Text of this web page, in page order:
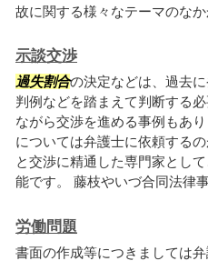
故に関する様々なテーマのなか
示談交渉
過失割合の決定などは、過去
判例などを踏まえて判断する
ながら交渉を進める事例もあ
については弁護士に依頼する
と交渉に精通した専門家とし
能です。 藤枝やいづ合同法律
労働問題
書面の作成等につきましては